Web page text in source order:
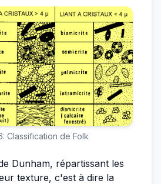
Classification de Folk
Dunham, répartissant les
texture, c'est à dire la